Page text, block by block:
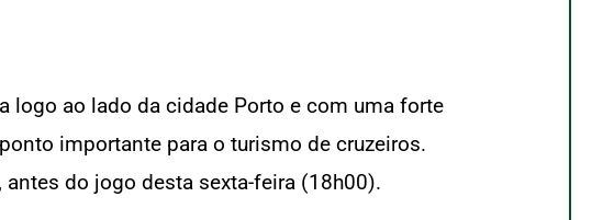
logo ao lado da cidade Porto e com uma forte
importante para o turismo de cruzeiros.
do jogo desta sexta-feira (18h00).